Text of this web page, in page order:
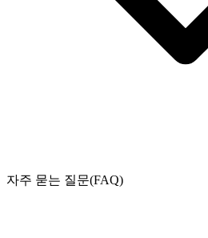
자주 묻는 질문(FAQ)